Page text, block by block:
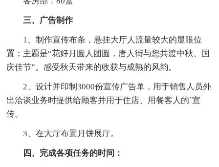
三、广告制作
1、制作宣传布条，悬挂大厅人流量较大的显眼位
置；主题是“花好月圆人团圆，唐人街与您共渡中秋、国
庆佳节”。感受秋天带来的收获与成熟的风韵。
2、设计并印制3000份宣传广告单，用于销售人员外
出洽谈业务时提供给顾客并用于住店、用餐客人的`宣
传。
3、在大厅布置月饼展厅。
四、完成各项任务的时间：